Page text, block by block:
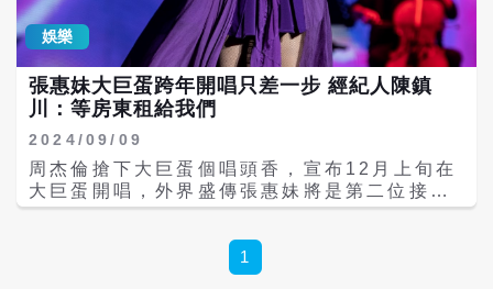
瞬間物換星移，身邊的人換了，又來到了aMEI
演唱會，但卻狹路相逢看到最愛aMEI的她身邊
有了一個他，錯身而過的兩人，不約而同再想
起合唱《好膽你就來》的時光，卻已是兩條不
同的軌跡，此時背景也響起了《解脫》的音
樂，文字寫著「好膽成為別人的過去，才能真
正的解脫」，配上詹懷雲邊騎邊哭的畫面，令
人心疼流淚，也印證在「每個人每個時期心中
都有一首張惠妹。」
娛樂
張惠妹大巨蛋跨年開唱只差一步 經紀人陳鎮
川：等房東租給我們
2024/09/09
周杰倫搶下大巨蛋個唱頭香，宣布12月上旬在
大巨蛋開唱，外界盛傳張惠妹將是第二位接力
登上大巨蛋的歌手，且會選在12/31與粉絲跨
們一點時間完成程序，我們等房東的好消
息。」間接證實阿妹年底要在大巨蛋跨年開唱
1